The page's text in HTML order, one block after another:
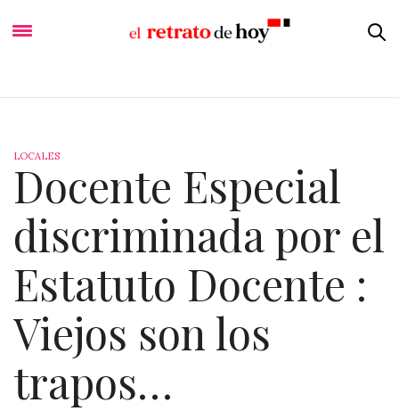
LOCALES
Docente Especial
discriminada por el
Estatuto Docente :
Viejos son los
trapos…